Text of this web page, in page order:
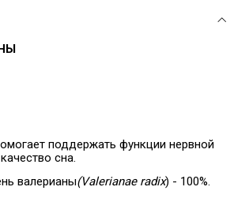
поддержать функции нервной
сна.
валерианы(Valerianae radix) - 100%.